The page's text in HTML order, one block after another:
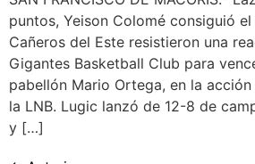
puntos, Yeison Colomé consiguió
Cañeros del Este resistieron una
Gigantes Basketball Club para
pabellón Mario Ortega, en la
la LNB. Lugic lanzó de 12-8 de
y […]